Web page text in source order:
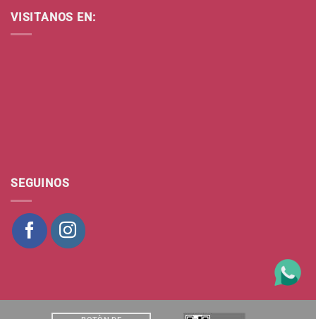
VISITANOS EN:
SEGUINOS